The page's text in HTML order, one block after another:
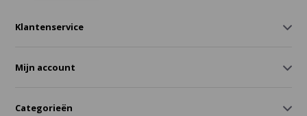
Klantenservice
Mijn account
Categorieën